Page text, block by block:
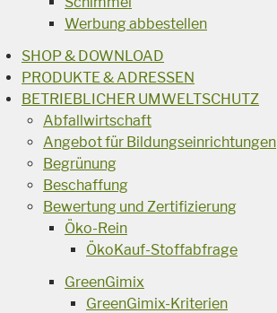
Werbung abbestellen
SHOP & DOWNLOAD
PRODUKTE & ADRESSEN
BETRIEBLICHER UMWELTSCHUTZ
Abfallwirtschaft
Angebot für Bildungseinrichtungen
Begrünung
Beschaffung
Bewertung und Zertifizierung
Öko-Rein
ÖkoKauf-Stoffabfrage
GreenGimix
GreenGimix-Kriterien